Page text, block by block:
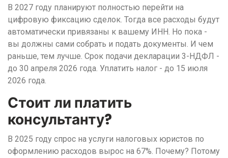
В 2027 году планируют полностью перейти на
цифровую фиксацию сделок. Тогда все расходы будут
автоматически привязаны к вашему ИНН. Но пока -
вы должны сами собрать и подать документы. И чем
раньше, тем лучше. Срок подачи декларации 3-НДФЛ -
до 30 апреля 2026 года. Уплатить налог - до 15 июля
2026 года.
Стоит ли платить
консультанту?
В 2025 году спрос на услуги налоговых юристов по
оформлению расходов вырос на 67%. Почему? Потому